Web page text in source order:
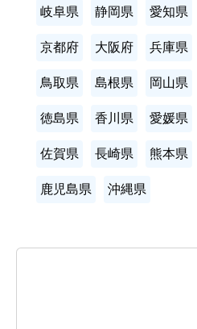
岐阜県 静岡県 愛知県
京都府 大阪府 兵庫県
鳥取県 島根県 岡山県
徳島県 香川県 愛媛県
佐賀県 長崎県 熊本県
鹿児島県 沖縄県